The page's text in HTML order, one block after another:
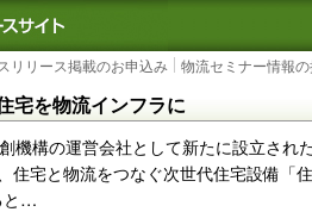
国内最大の物流ニュースサイト
3PL, SCMな
リリース掲載のお申込み 物流セミナー情報
宅を物流インフラに
機構の運営会社として新たに設立され
住宅と物流をつなぐ次世代住宅設備「
と…